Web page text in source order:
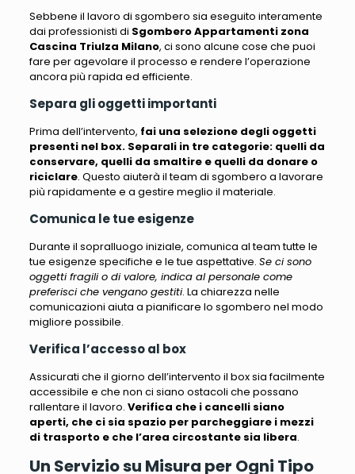
Sebbene il lavoro di sgombero sia eseguito interamente
dai professionisti di Sgombero Appartamenti zona
Cascina Triulza Milano, ci sono alcune cose che puoi
fare per agevolare il processo e rendere l’operazione
ancora più rapida ed efficiente.
Separa gli oggetti importanti
Prima dell’intervento, fai una selezione degli oggetti
presenti nel box. Separali in tre categorie: quelli da
conservare, quelli da smaltire e quelli da donare o
riciclare. Questo aiuterà il team di sgombero a lavorare
più rapidamente e a gestire meglio il materiale.
Comunica le tue esigenze
Durante il sopralluogo iniziale, comunica al team tutte le
tue esigenze specifiche e le tue aspettative. Se ci sono
oggetti fragili o di valore, indica al personale come
preferisci che vengano gestiti. La chiarezza nelle
comunicazioni aiuta a pianificare lo sgombero nel modo
migliore possibile.
Verifica l’accesso al box
Assicurati che il giorno dell’intervento il box sia facilmente
accessibile e che non ci siano ostacoli che possano
rallentare il lavoro. Verifica che i cancelli siano
aperti, che ci sia spazio per parcheggiare i mezzi
di trasporto e che l’area circostante sia libera.
Un Servizio su Misura per Ogni Tipo